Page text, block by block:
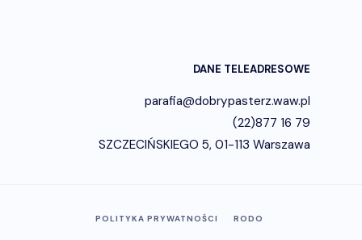
DANE TELEADRESOWE
parafia@dobrypasterz.waw.pl
(22)877 16 79
SZCZECIŃSKIEGO 5, 01-113 Warszawa
POLITYKA PRYWATNOŚCI RODO